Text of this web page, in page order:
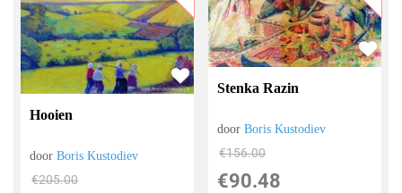
Hooien
doorBoris Kustodiev
€205.00
Stenka Razin
doorBoris Kustodiev
€156.00
€90.48